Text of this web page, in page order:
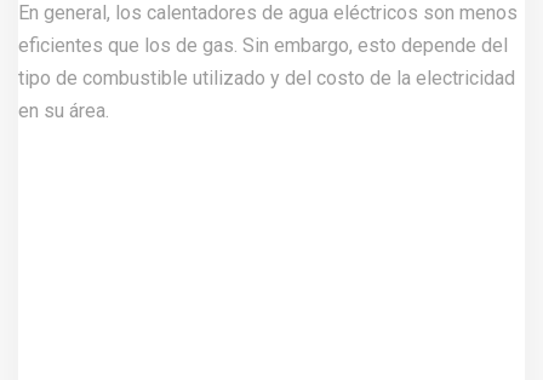
En general, los calentadores de agua eléctricos son menos
eficientes que los de gas. Sin embargo, esto depende del
tipo de combustible utilizado y del costo de la electricidad
en su área.